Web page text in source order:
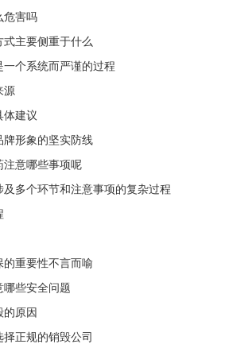
危害吗
主要侧重于什么
个系统而严谨的过程
源
体建议
牌形象的坚实防线
注意哪些事项呢
多个环节和注意事项的复杂过程
重要性不言而喻
哪些安全问题
的原因
正规的销毁公司